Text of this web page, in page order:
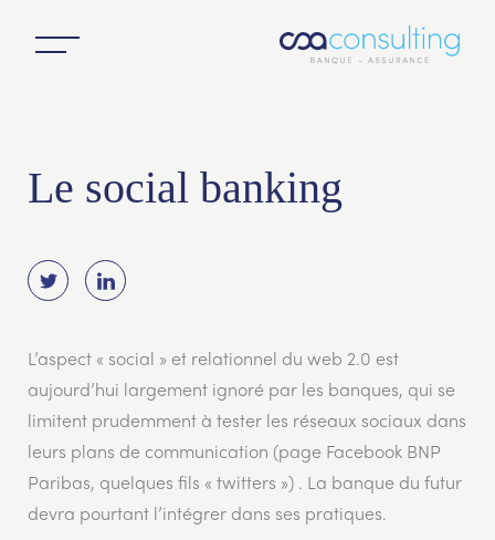
Le social banking
L’aspect « social » et relationnel du web 2.0 est
aujourd’hui largement ignoré par les banques, qui se
limitent prudemment à tester les réseaux sociaux dans
leurs plans de communication (page Facebook BNP
Paribas, quelques fils « twitters ») . La banque du futur
devra pourtant l’intégrer dans ses pratiques.